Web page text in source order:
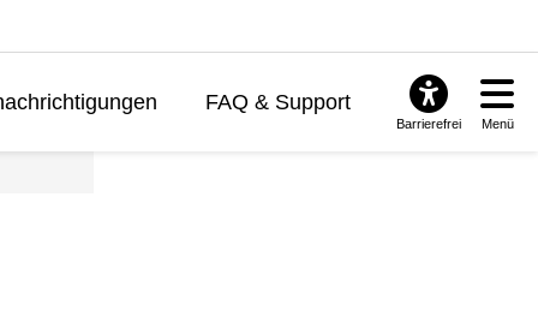
FAQ & Support
Barrierefrei Menü